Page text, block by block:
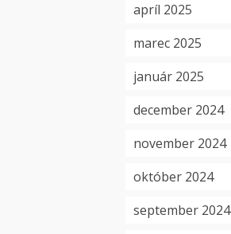
apríl 2025
marec 2025
január 2025
december 2024
november 2024
október 2024
september 2024